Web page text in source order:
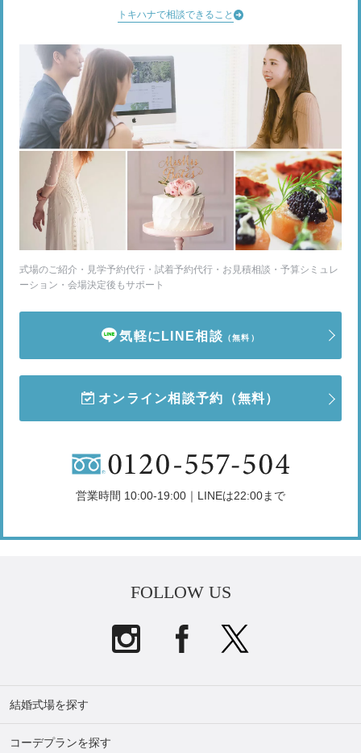
トキハナで相談できること
式場のご紹介・見学予約代行・試着予約代行・お見積相談・予算シミュレ
ーション・会場決定後もサポート
気軽にLINE相談 （無料）
オンライン相談予約 （無料）
営業時間 10:00-19:00｜LINEは22:00まで
FOLLOW US
結婚式場を探す
コーデプランを探す